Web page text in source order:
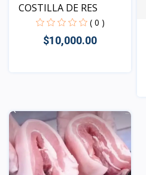
COSTILLA DE RES
( 0 )
$10,000.00